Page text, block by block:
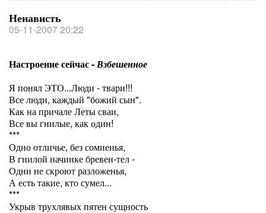
Ненависть
05-11-2007 20:22
Настроение сейчас -Взбешенное
Я понял ЭТО...Люди - твари!!!
Все люди, каждый "божий сын".
Как на причале Леты сваи,
Все вы гнилые, как один!
***
Одно отличье, без сомненья,
В гнилой начинке бревен-тел -
Одни не скроют разложенья,
А есть такие, кто сумел...
***
Укрыв трухлявых пятен сущность